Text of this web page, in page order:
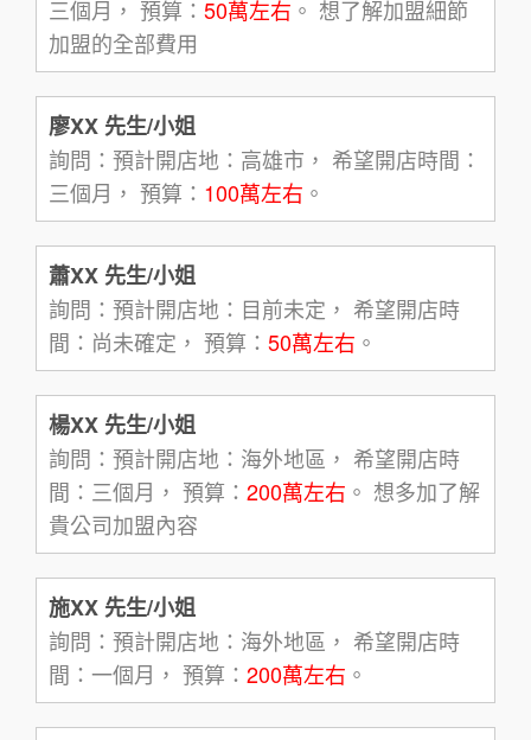
三個月， 預算： 50萬左右 。 想了解加盟細節
加盟的全部費用
廖XX 先生/小姐
詢問：預計開店地：高雄市， 希望開店時間：
三個月， 預算： 100萬左右 。
蕭XX 先生/小姐
詢問：預計開店地：目前未定， 希望開店時
間：尚未確定， 預算： 50萬左右 。
楊XX 先生/小姐
詢問：預計開店地：海外地區， 希望開店時
間：三個月， 預算： 200萬左右 。 想多加了解
貴公司加盟內容
施XX 先生/小姐
詢問：預計開店地：海外地區， 希望開店時
間：一個月， 預算： 200萬左右 。